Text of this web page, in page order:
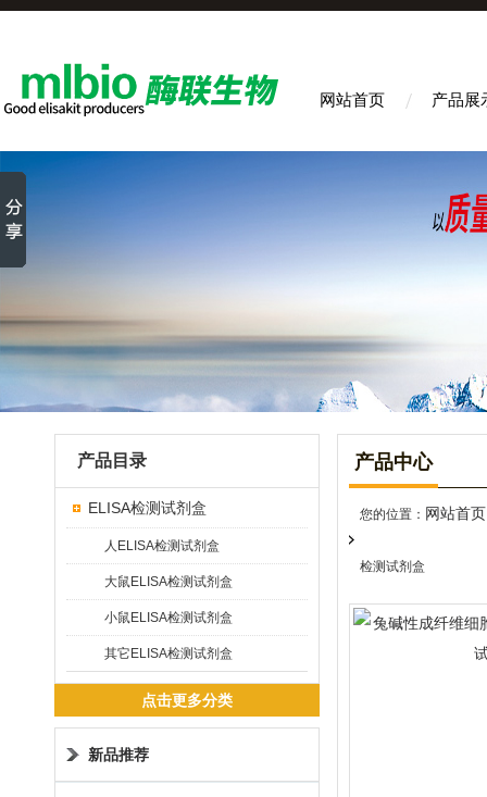
网站首页 产品展
产品目录
ELISA检测试剂盒
人ELISA检测试剂盒
大鼠ELISA检测试剂盒
小鼠ELISA检测试剂盒
其它ELISA检测试剂盒
点击更多分类
新品推荐
产品中心
您的位置： 网站首页
检测试剂盒